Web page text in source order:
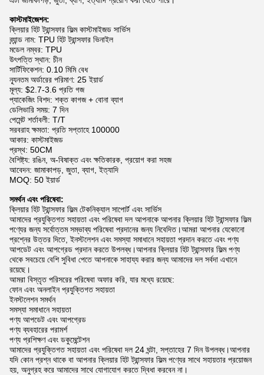
কাস্টমাইজেশন:
ক্লিয়ার হিট ট্রান্সফার ফিল্ম কাস্টমাইজড সার্ভিস
ব্র্যান্ড নাম: TPU হিট ট্রান্সফার ভিনাইল
মডেল নম্বর: TPU
উৎপত্তি স্থান: চীন
সার্টিফিকেশন: 0.10 মিমি বেধ
ন্যূনতম অর্ডারের পরিমাণ: 25 ইয়ার্ড
মূল্য: $2.7-3.6 প্রতি গজ
প্যাকেজিং বিশদ: শক্ত কাগজ + বোনা ব্যাগ
ডেলিভারি সময়: 7 দিন
পেমেন্ট শর্তাবলী: T/T
সরবরাহ ক্ষমতা: প্রতি সপ্তাহে 100000
আকার: কাস্টমাইজড
প্রস্থ: 50CM
বৈশিষ্ট্য: রঙিন, অ-বিষাক্ত এবং ক্ষতিকারক, প্রয়োগ করা সহজ
আবেদন: জামাকাপড়, জুতা, ব্যাগ, ইত্যাদি
MOQ: 50 ইয়ার্ড
সমর্থন এবং পরিষেবা:
ক্লিয়ার হিট ট্রান্সফার ফিল্ম টেকনিক্যাল সাপোর্ট এবং সার্ভিস
আমাদের প্রযুক্তিগত সহায়তা এবং পরিষেবা দল আপনাকে আপনার ক্লিয়ার হিট ট্রান্সফার ফিল্ম
পণ্যের জন্য সর্বোত্তম সম্ভাব্য পরিষেবা প্রদানের জন্য নিবেদিত।আমরা আপনার যেকোনো
প্রশ্নের উত্তর দিতে, ইনস্টলেশন এবং সমস্যা সমাধানে সহায়তা প্রদান করতে এবং পণ্য
আপডেট এবং আপগ্রেড প্রদান করতে উপলব্ধ।আপনার ক্লিয়ার হিট ট্রান্সফার ফিল্ম পণ্য
থেকে সবচেয়ে বেশি সুবিধা পেতে আপনাকে সাহায্য করার জন্য আমাদের দল সর্বদা এখানে
রয়েছে।
আমরা বিস্তৃত পরিসরের পরিষেবা অফার করি, যার মধ্যে রয়েছে:
ফোন এবং অনলাইন প্রযুক্তিগত সহায়তা
ইনস্টলেশন সমর্থন
সমস্যা সমাধানে সহায়তা
পণ্য আপডেট এবং আপগ্রেড
পণ্য ব্যবহারের পরামর্শ
পণ্য প্রশিক্ষণ এবং ডকুমেন্টেশন
আমাদের প্রযুক্তিগত সহায়তা এবং পরিষেবা দল 24 ঘন্টা, সপ্তাহের 7 দিন উপলব্ধ।আপনার
যদি কোন প্রশ্ন থাকে বা আপনার ক্লিয়ার হিট ট্রান্সফার ফিল্ম পণ্যের সাথে সহায়তার প্রয়োজন
হয়, অনুগ্রহ করে আমাদের সাথে যোগাযোগ করতে দ্বিধা করবেন না।